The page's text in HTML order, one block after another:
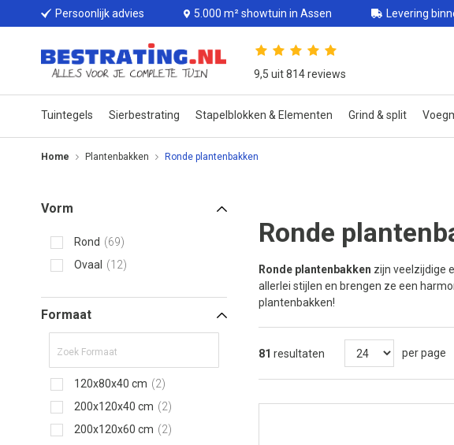
Persoonlijk advies 5.000 m² showtuin in Assen Levering
9,5 uit 814 reviews
Tuintegels Sierbestrating Stapelblokken & Elementen Grind & split
Home Plantenbakken Ronde plantenbakken
Vorm
Rond
69
Ovaal
12
Formaat
120x80x40 cm
2
200x120x40 cm
2
200x120x60 cm
2
Ronde
Ronde plantenbakken zijn veelzijdige
allerlei stijlen en brengen ze een
plantenbakken!
81 resultaten per page